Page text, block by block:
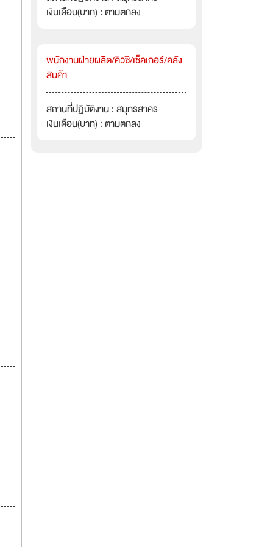
เงินเดือน(บาท) : ตามตกลง
พนักงานฝ่ายผลิต/คิวซี/เช็คเกอร์/คลัง
สินค้า
สถานที่ปฏิบัติงาน : สมุทรสาคร
เงินเดือน(บาท) : ตามตกลง